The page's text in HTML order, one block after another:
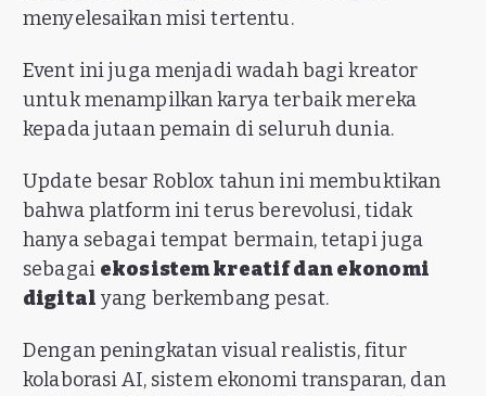
menyelesaikan misi tertentu.
Event ini juga menjadi wadah bagi kreator
untuk menampilkan karya terbaik mereka
kepada jutaan pemain di seluruh dunia.
Update besar Roblox tahun ini membuktikan
bahwa platform ini terus berevolusi, tidak
hanya sebagai tempat bermain, tetapi juga
sebagai ekosistem kreatif dan ekonomi
digital yang berkembang pesat.
Dengan peningkatan visual realistis, fitur
kolaborasi AI, sistem ekonomi transparan, dan